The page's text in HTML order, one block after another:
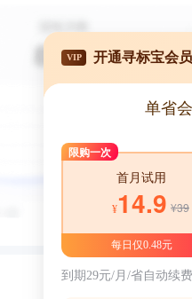
VIP 开通寻标宝会
单省
限购一次
首月试用
¥14.9 ¥39
每日仅0.48元
到期29元/月/省自动续